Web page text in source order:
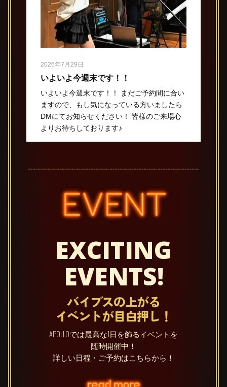
2026年7月29日
いよいよ今週末です！！
いよいよ今週末です！！ まだご予約間に合い
ますので、もし気になっている方いましたら
DMにてお知らせください！ 皆様のご来場心
よりお待ちしております♪
EVENT
EXCITING
EVENTS!
バイブスの上がる
イベントが目白押し！
APOLLOでは最高な1日を飾るイベントを
随時開催中！
詳しい日程・ご予約はこちらから！